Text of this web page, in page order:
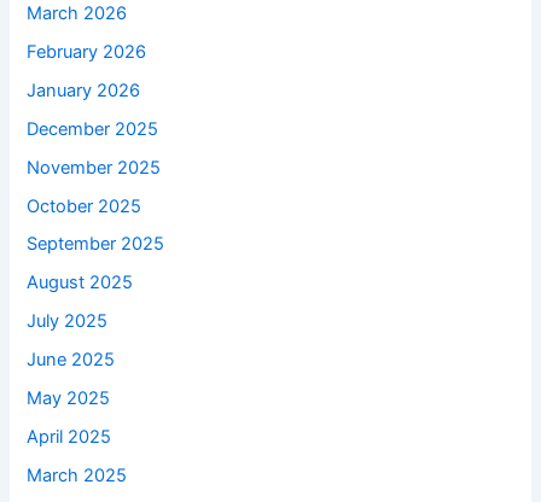
March 2026
February 2026
January 2026
December 2025
November 2025
October 2025
September 2025
August 2025
July 2025
June 2025
May 2025
April 2025
March 2025